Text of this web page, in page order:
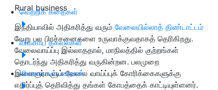
வெற்றிக் கதைகள்
விவசாய தகவல்கள்
விவசாய பட்டறைகள்
Rural business
இந்தியாவில் அதிகரித்து வரும் வேலையில்லாத் திண்டாட்டம்
வேறு பல பிரச்சனைகளை உருவாக்குவதாகத் தெரிகிறது.
வேலைவாய்ப்பு இல்லாததால், மாநிலத்தில் குற்றங்கள்
தொடர்ந்து அதிகரித்து வருகின்றன. பலமுறை
இளைஞர்களும் வேலை வாய்ப்புக் கோரிக்கைகளுக்கு
எதிர்ப்புத் தெரிவித்து தங்கள் கோபத்தைக் காட்டியுள்ளனர்.